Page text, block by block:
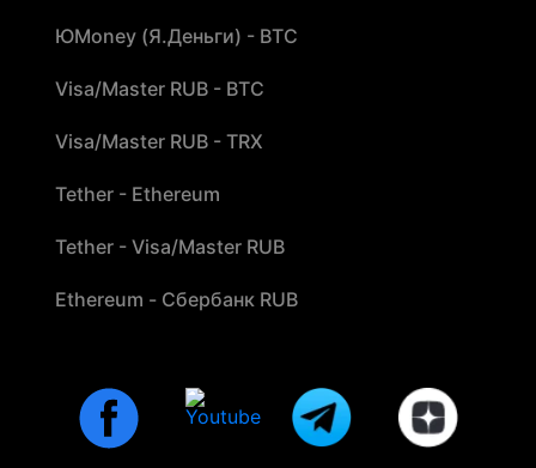
ЮMoney (Я.Деньги) - BTC
Visa/Master RUB - BTC
Visa/Master RUB - TRX
Tether - Ethereum
Tether - Visa/Master RUB
Ethereum - Сбербанк RUB